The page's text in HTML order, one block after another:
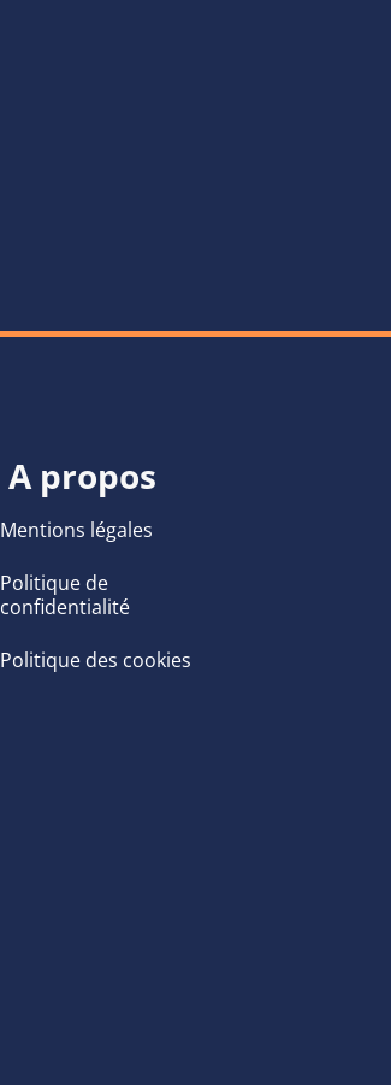
A propos
Mentions légales
Politique de
confidentialité
Politique des cookies